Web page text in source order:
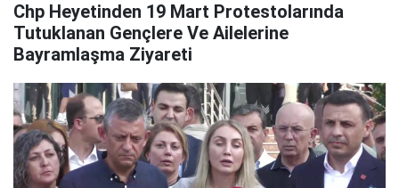
Chp Heyetinden 19 Mart Protestolarında
Tutuklanan Gençlere Ve Ailelerine
Bayramlaşma Ziyareti